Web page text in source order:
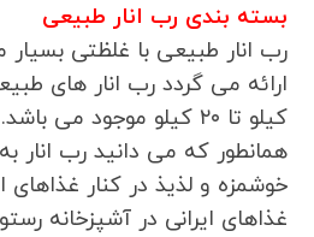
بسته بندی رب انار طبیعی
رب انار طبیعی با غلظتی
کیلو تا ۲۰ کیلو موجود می باشد.
همانطور که می دانید رب انار
خوشمزه و لذیذ در کنار غذاهای
غذاهای ایرانی در آشپزخانه